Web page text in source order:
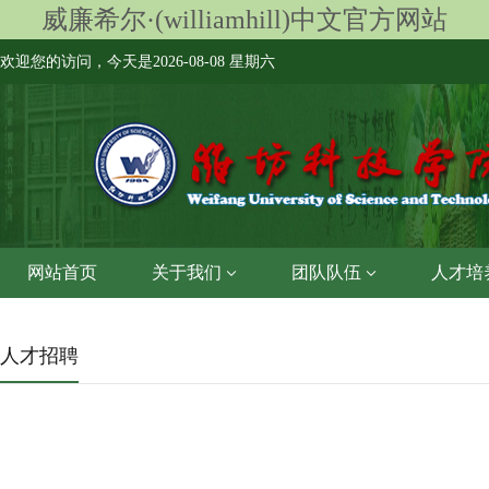
威廉希尔·(williamhill)中文官方网站
欢迎您的访问，今天是2026-08-08 星期六
网站首页 关于我们 团队队伍 人才培
人才招聘